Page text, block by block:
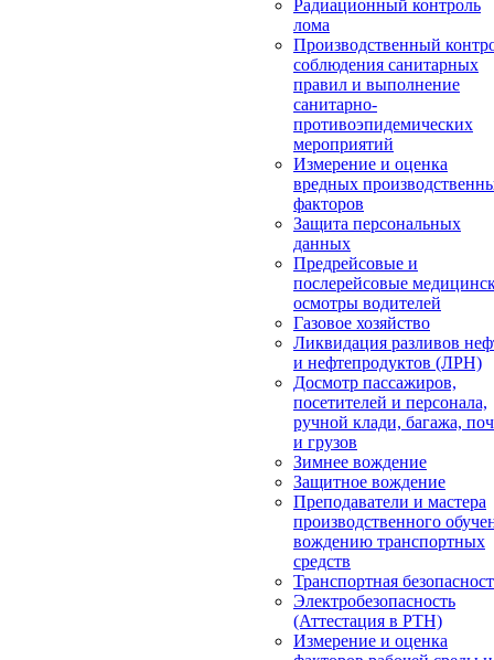
Радиационный контроль
лома
Производственный
соблюдения санитарных
правил и выполнение
санитарно-
противоэпидемических
мероприятий
Измерение и оценка
вредных
факторов
Защита персональных
данных
Предрейсовые и
послерейсовые
осмотры водителей
Газовое хозяйство
Ликвидация разливов
и нефтепродуктов (ЛРН)
Досмотр пассажиров,
посетителей и персонала,
ручной клади, багажа,
и грузов
Зимнее вождение
Защитное вождение
Преподаватели и мастера
производственного
вождению транспортных
средств
Транспортная
Электробезопасность
(Аттестация в РТН)
Измерение и оценка